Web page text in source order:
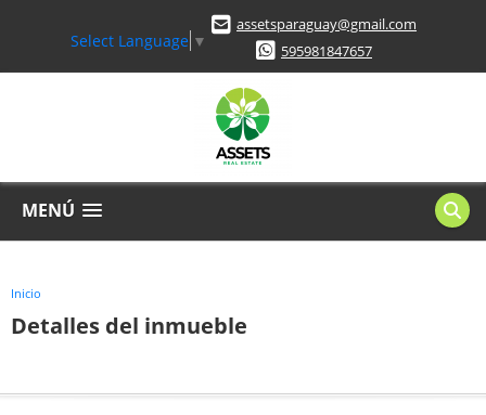
Select Language ▼
assetsparaguay@gmail.com
595981847657
MENÚ
Inicio
Detalles del inmueble